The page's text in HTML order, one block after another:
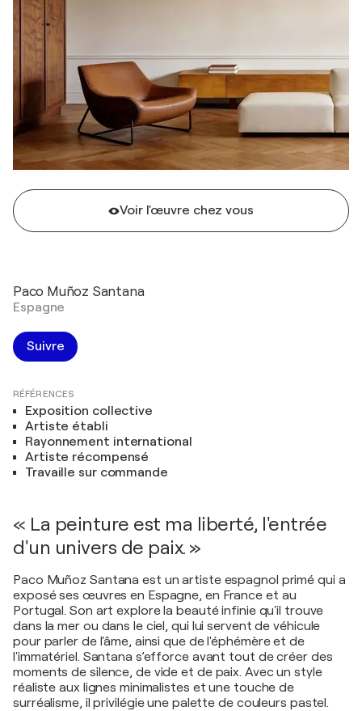
Voir l'œuvre chez vous
Paco Muñoz Santana
Espagne
Suivre
RÉFÉRENCES
Exposition collective
Artiste établi
Rayonnement international
Artiste récompensé
Travaille sur commande
« La peinture est ma liberté, l'entrée
d'un univers de paix. »
Paco Muñoz Santana est un artiste espagnol primé qui a
exposé ses œuvres en Espagne, en France et au
Portugal. Son art explore la beauté infinie qu'il trouve
dans la mer ou dans le ciel, qui lui servent de véhicule
pour parler de l'âme, ainsi que de l'éphémère et de
l'immatériel. Santana s’efforce avant tout de créer des
moments de silence, de vide et de paix. Avec un style
réaliste aux lignes minimalistes et une touche de
surréalisme, il privilégie une palette de couleurs pastel.